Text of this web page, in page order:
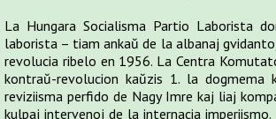
La Hungara Socialisma Partio Laborista
laborista – tiam ankaŭ de la albanaj
revolucia ribelo en 1956. La Centra
kontraŭ-revolucion kaŭzis 1. la
reviziisma perfido de Nagy Imre kaj liaj
kulpaj intervenoj de la internacia